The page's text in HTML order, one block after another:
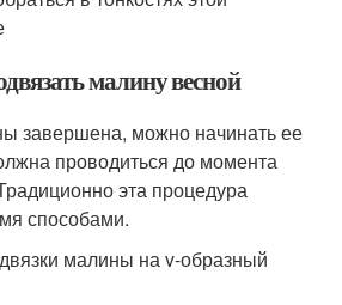
малину весной
завершена, можно начинать ее
проводиться до момента
эта процедура
способами.
малины на v-образный